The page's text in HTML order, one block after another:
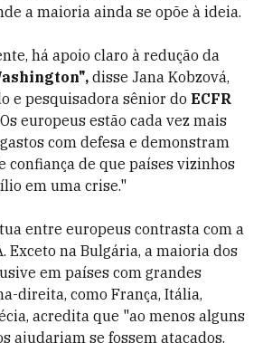
a maioria ainda se opõe à ideia.
há apoio claro à redução da
disse Jana Kobzová,
e pesquisadora sênior do ECFR
europeus estão cada vez mais
com defesa e demonstram
confiança de que países vizinhos
em uma crise."
entre europeus contrasta com a
Exceto na Bulgária, a maioria dos
em países com grandes
direita, como França, Itália,
acredita que "ao menos alguns
ajudariam se fossem atacados.